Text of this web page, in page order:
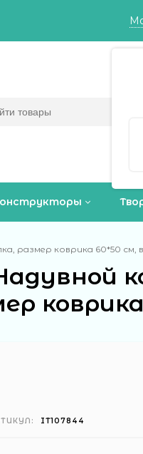
размер коврика 60*50 см,
IT107844